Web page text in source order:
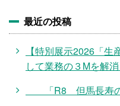
最近の投稿
【特別展示2026「
して業務の３Mを解
「R8 但馬長寿の